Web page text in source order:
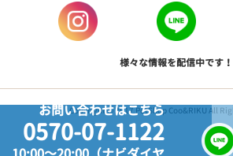
お問い合わせはこちら
0570-07-1122
様々な情報を配信中です！
Copyright © 2017 PetShop Coo&RIKU All